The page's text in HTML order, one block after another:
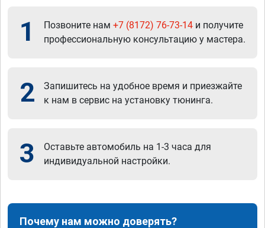
1 Позвоните нам +7 (8172) 76-73-14 и получите
профессиональную консультацию у мастера.
2
Запишитесь на удобное время и приезжайте
к нам в сервис на установку тюнинга.
3
Оставьте автомобиль на 1-3 часа для
индивидуальной настройки.
Почему нам можно доверять?